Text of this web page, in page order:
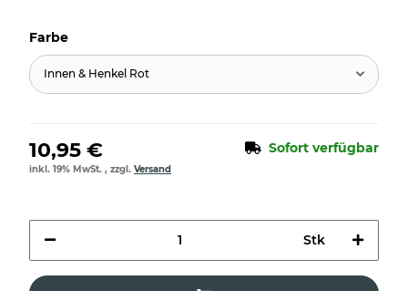
Farbe
Innen & Henkel Rot
10,95 € Sofort verfügbar
inkl. 19% MwSt. , zzgl. Versand
Stk